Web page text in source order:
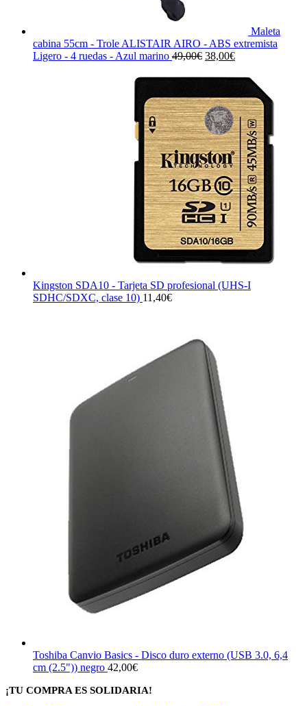
Maleta
cabina 55cm - Trole ALISTAIR AIRO - ABS extremista
Ligero - 4 ruedas - Azul marino 49,00€ El
original
49,00€.
38,00€El
actual
38,00€.
Kingston SDA10 - Tarjeta SD profesional (UHS-I
SDHC/SDXC, clase 10) 11,40€
Toshiba Canvio Basics - Disco duro externo (USB 3.0, 6,4
cm (2.5")) negro 42,00€
¡TU COMPRA ES SOLIDARIA!